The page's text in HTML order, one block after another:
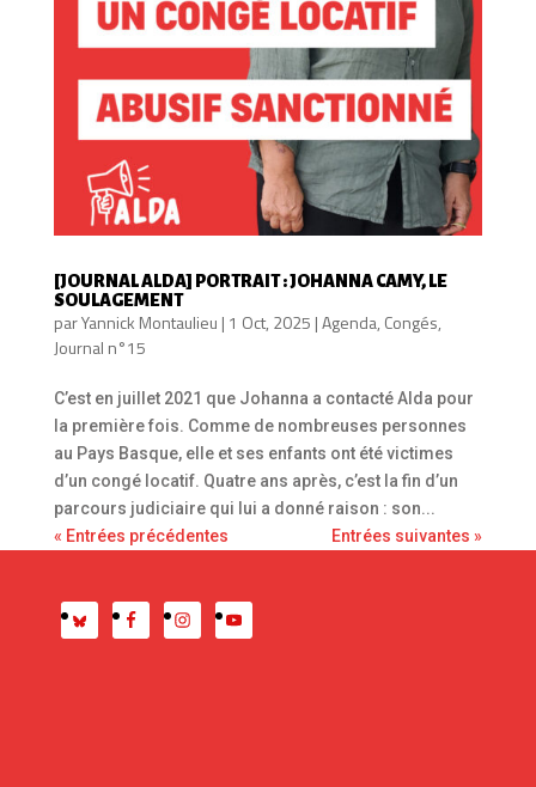
[JOURNAL ALDA] PORTRAIT : JOHANNA CAMY, LE
SOULAGEMENT
parYannick Montaulieu | 1 Oct, 2025 |Agenda, Congés,
Journal n°15
C’est en juillet 2021 que Johanna a contacté Alda pour
la première fois. Comme de nombreuses personnes
au Pays Basque, elle et ses enfants ont été victimes
d’un congé locatif. Quatre ans après, c’est la fin d’un
parcours judiciaire qui lui a donné raison : son...
« Entrées précédentes
Entrées suivantes »